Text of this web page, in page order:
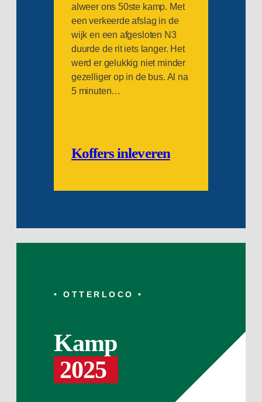
alweer ons 50ste kamp. Met
een verkeerde afslag in de
wijk en een afgesloten N3
duurde de rit iets langer. Het
werd er gelukkig niet minder
gezelliger op in de bus. Al na
5 minuten…
Koffers inleveren
• OTTERLOCO •
Kamp
2025